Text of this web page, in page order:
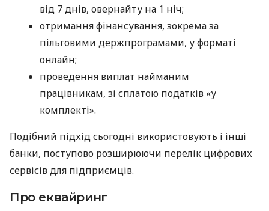
від 7 днів, овернайту на 1 ніч;
отримання фінансування, зокрема за
пільговими держпрограмами, у форматі
онлайн;
проведення виплат найманим
працівникам, зі сплатою податків «у
комплекті».
Подібний підхід сьогодні використовують і інші
банки, поступово розширюючи перелік цифрових
сервісів для підприємців.
Про еквайринг